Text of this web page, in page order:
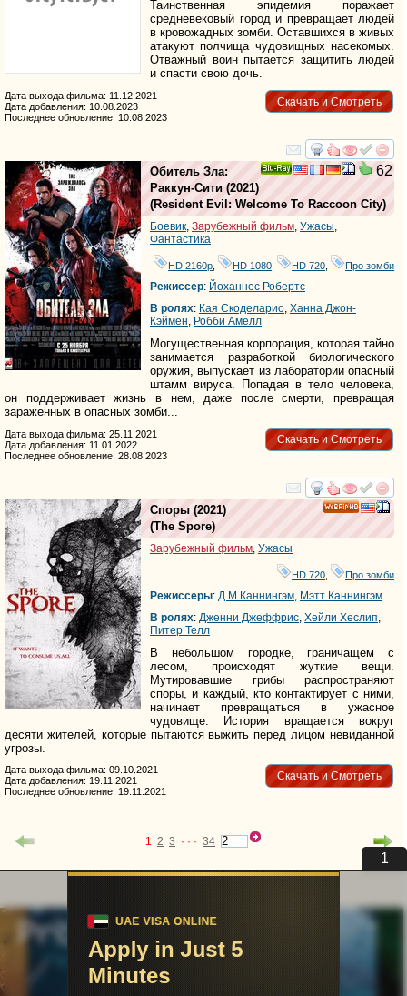
Таинственная эпидемия поражает
средневековый город и превращает людей
в кровожадных зомби. Оставшихся в живых
атакуют полчища чудовищных насекомых.
Отважный воин пытается защитить людей
и спасти свою дочь.
Скачать и Смотреть
Дата выхода фильма: 11.12.2021
Дата добавления: 10.08.2023
Последнее обновление: 10.08.2023
смотреть
62
Обитель Зла:
Раккун-Сити (2021)
(Resident Evil: Welcome To Raccoon City)
Боевик Зарубежный фильм Ужасы
Фантастика
HD 2160р HD 1080 HD 720 Про зомби
Режиссер: Йоханнес Робертс
В ролях: Кая Скоделарио Ханна Джон-
Кэймен Робби Амелл
Могущественная корпорация, которая тайно
занимается разработкой биологического
оружия, выпускает из лаборатории опасный
штамм вируса. Попадая в тело человека,
он поддерживает жизнь в нем, даже после смерти, превращая
зараженных в опасных зомби...
Скачать и Смотреть
Дата выхода фильма: 25.11.2021
Дата добавления: 11.01.2022
Последнее обновление: 28.08.2023
смотреть
Споры (2021)
(The Spore)
Зарубежный фильм Ужасы
HD 720 Про зомби
Режиссеры: Д.М Каннингэм Мэтт Каннингэм
В ролях: Дженни Джеффрис Хейли Хеслип
Питер Телл
В небольшом городке, граничащем с
лесом, происходят жуткие вещи.
Мутировавшие грибы распространяют
споры, и каждый, кто контактирует с ними,
начинает превращаться в ужасное
чудовище. История вращается вокруг
десяти жителей, которые пытаются выжить перед лицом невиданной
угрозы.
Скачать и Смотреть
Дата выхода фильма: 09.10.2021
Дата добавления: 19.11.2021
Последнее обновление: 19.11.2021
1 2 3 · · · 34
uvu@uvuvu.ru